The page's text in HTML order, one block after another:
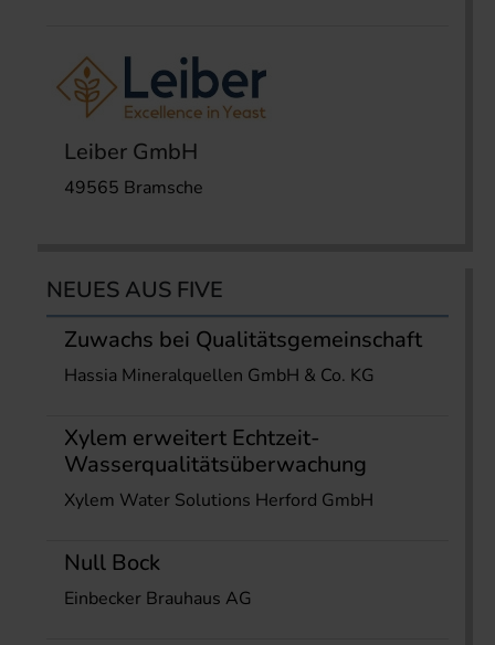
Leiber GmbH
49565 Bramsche
NEUES AUS FIVE
Zuwachs bei Qualitätsgemeinschaft
Hassia Mineralquellen GmbH & Co. KG
Xylem erweitert Echtzeit-
Wasserqualitätsüberwachung
Xylem Water Solutions Herford GmbH
Null Bock
Einbecker Brauhaus AG